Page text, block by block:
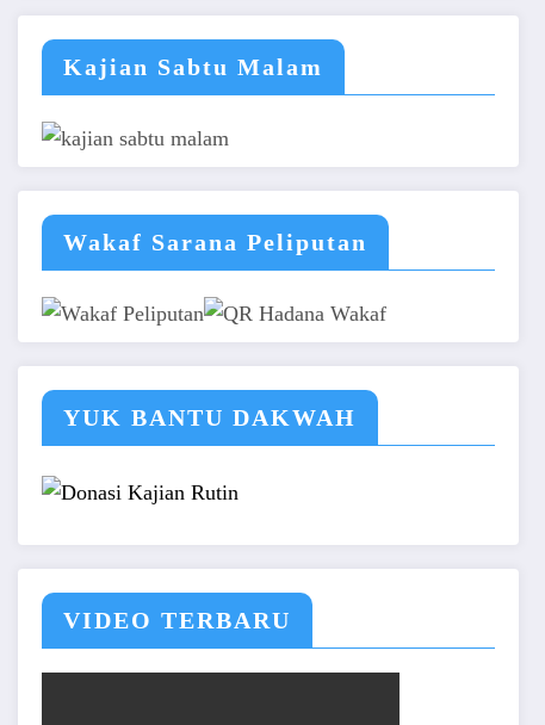
Kajian Sabtu Malam
Wakaf Sarana Peliputan
YUK BANTU DAKWAH
VIDEO TERBARU